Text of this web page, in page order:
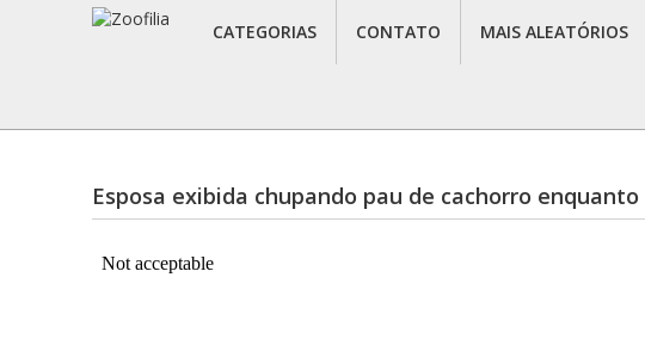
CATEGORIAS CONTATO MAIS ALEATÓRIOS
Esposa exibida chupando pau de cachorro